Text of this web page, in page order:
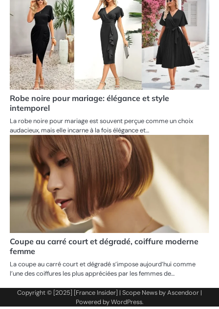
Robe noire pour mariage: élégance et style
intemporel
La robe noire pour mariage est souvent perçue comme un choix
audacieux, mais elle incarne à la fois élégance et…
Coupe au carré court et dégradé, coiffure moderne
femme
La coupe au carré court et dégradé s’impose aujourd’hui comme
l’une des coiffures les plus appréciées par les femmes de…
Copyright © [2025] [France Insider] | Scope News byAscendoor |
Powered byWordPress.